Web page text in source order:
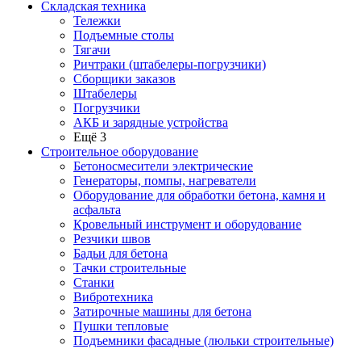
Складская техника
Тележки
Подъемные столы
Тягачи
Ричтраки (штабелеры-погрузчики)
Сборщики заказов
Штабелеры
Погрузчики
АКБ и зарядные устройства
Ещё 3
Строительное оборудование
Бетоносмесители электрические
Генераторы, помпы, нагреватели
Оборудование для обработки бетона, камня и
асфальта
Кровельный инструмент и оборудование
Резчики швов
Бадьи для бетона
Тачки строительные
Станки
Вибротехника
Затирочные машины для бетона
Пушки тепловые
Подъемники фасадные (люльки строительные)